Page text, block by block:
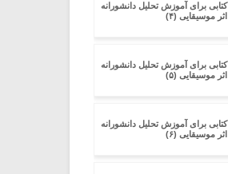
کتابی برای آموزش تحلیل دانشورانه‌
اثر موسیقایی (۴)
کتابی برای آموزش تحلیل دانشورانه‌
اثر موسیقایی (۵)
کتابی برای آموزش تحلیل دانشورانه‌
اثر موسیقایی (۶)